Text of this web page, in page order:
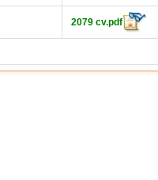
2079 cv.pdf